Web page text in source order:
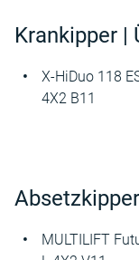
Krankipper |
X-HiDuo 118
4X2 B11
MULTILIFT